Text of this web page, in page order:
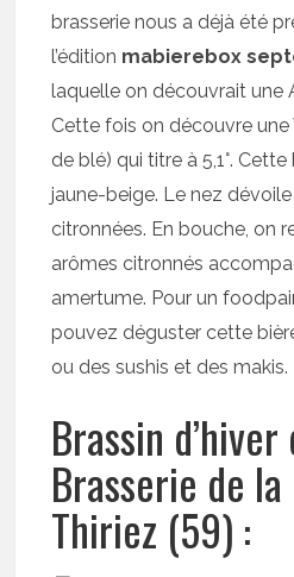
brasserie nous a déjà été
l’édition mabierebox
laquelle on découvrait une
Cette fois on découvre
de blé) qui titre à 5,1°.
jaune-beige. Le nez
citronnées. En bouche, on
arômes citronnés
amertume. Pour un
pouvez déguster cette
ou des sushis et des makis.
Brassin d’hiver
Brasserie de
Thiriez (59) :